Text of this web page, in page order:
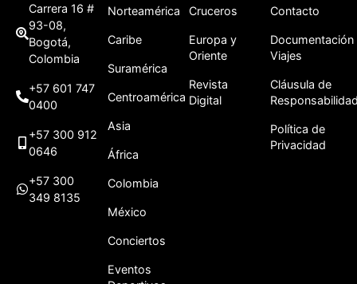
Carrera 16 #
93-08,
Bogotá,
Colombia
+57 601 747
0400
+57 300 912
0646
+57 300
349 8135
Norteamérica
Caribe
Suramérica
Centroamérica
Asia
África
Colombia
México
Conciertos
Eventos
Cruceros
Europa y
Oriente
Revista
Digital
Contacto
Documentación
Viajes
Cláusula de
Política de
Privacidad